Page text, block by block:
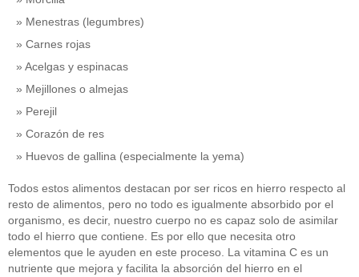
Menestras (legumbres)
Carnes rojas
Acelgas y espinacas
Mejillones o almejas
Perejil
Corazón de res
Huevos de gallina (especialmente la yema)
Todos estos alimentos destacan por ser ricos en hierro respecto al
resto de alimentos, pero no todo es igualmente absorbido por el
organismo, es decir, nuestro cuerpo no es capaz solo de asimilar
todo el hierro que contiene. Es por ello que necesita otro
elementos que le ayuden en este proceso. La vitamina C es un
nutriente que mejora y facilita la absorción del hierro en el